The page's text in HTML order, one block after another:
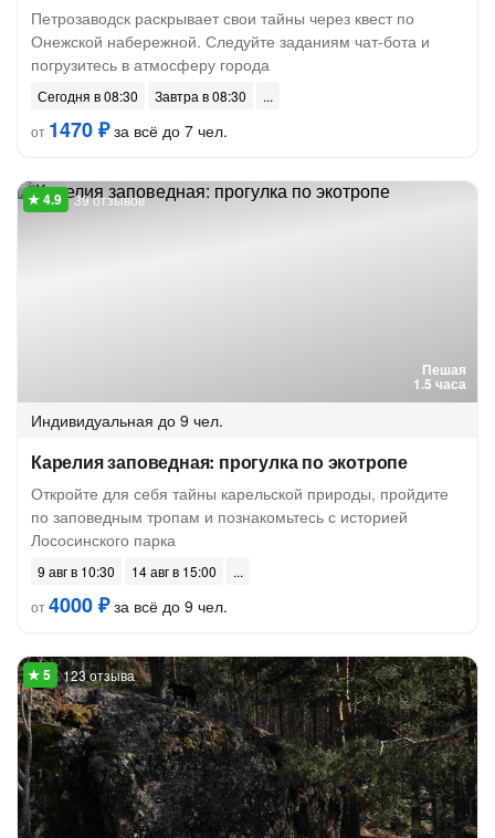
Петрозаводск раскрывает свои тайны через квест по
Онежской набережной. Следуйте заданиям чат-бота и
погрузитесь в атмосферу города
Сегодня в 08:30
Завтра в 08:30
от 1470 ₽за всё до 7 чел.
Пешая
1.5 часа
39 отзывов
Индивидуальная до 9 чел.
Карелия заповедная: прогулка по экотропе
Откройте для себя тайны карельской природы, пройдите
по заповедным тропам и познакомьтесь с историей
Лососинского парка
9 авг в 10:30
14 авг в 15:00
от4000 ₽за всё до 9 чел.
123 отзыва